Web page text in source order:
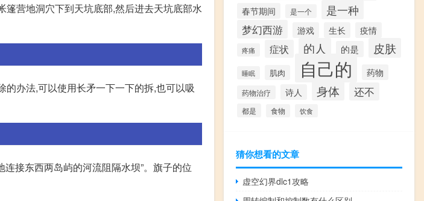
营地洞穴下到天坑底部,然后进去天坑底部水
办法,可以使用长矛一下一下的拆,也可以吸
接东西两岛屿的河流阻隔水坝”。旗子的位
春节期间 是一个 是一种
梦幻西游 游戏 生长 疫情
疼痛 症状 的人 的是 皮肤
睡眠 肌肉 自己的 药物
药物治疗 诗人 身体 还不
都是 食物 饮食
猜你想看的文章
虚空幻界dlc1攻略